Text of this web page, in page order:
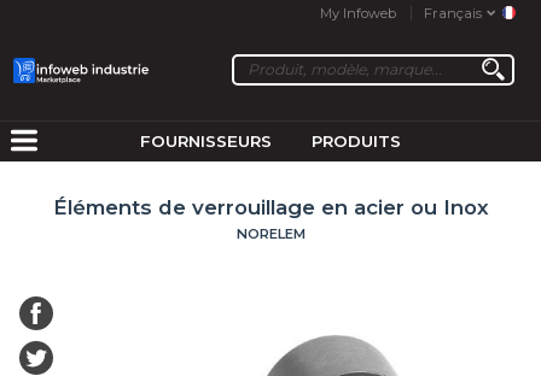
My Infoweb Français
FOURNISSEURS PRODUITS
Éléments de verrouillage en acier ou Inox
NORELEM